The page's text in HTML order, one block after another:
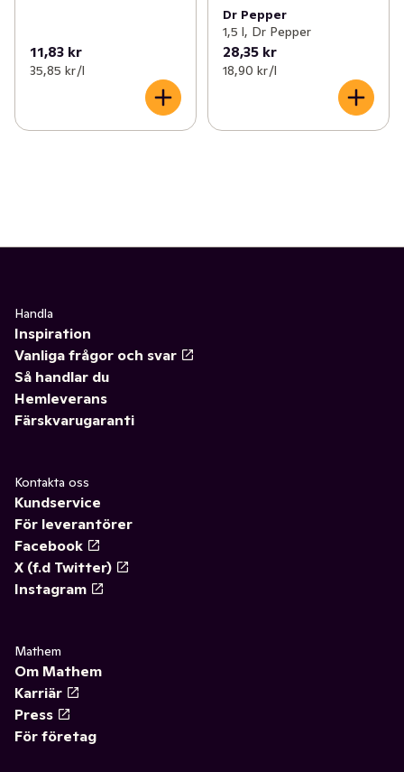
11,83 kr
35,85 kr /l
Dr Pepper
1,5 l, Dr Pepper
28,35 kr
18,90 kr /l
Handla
Inspiration
Vanliga frågor och svar
Så handlar du
Hemleverans
Färskvarugaranti
Kontakta oss
Kundservice
För leverantörer
Facebook
X (f.d Twitter)
Instagram
Mathem
Om Mathem
Karriär
Press
För företag